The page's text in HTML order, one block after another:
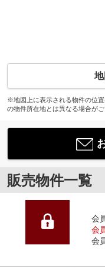
※地図上に表示される物件の位
の物件所在地とは異なる場合がご
販売物件一覧
会
会
会